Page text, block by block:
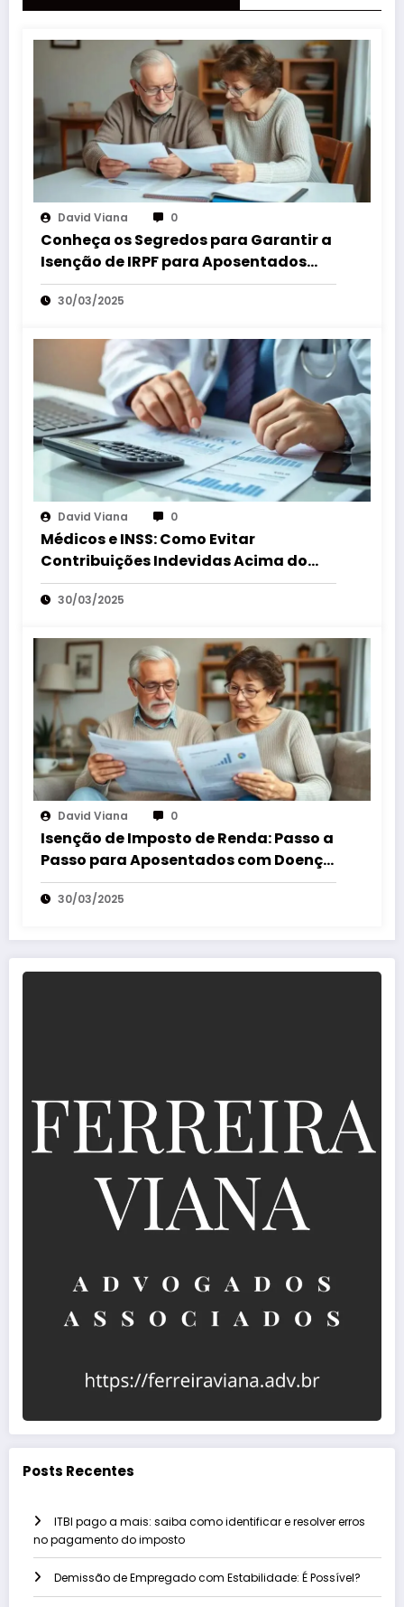
David Viana 0
Conheça os Segredos para Garantir a
Isenção de IRPF para Aposentados
com Doença Grave
30/03/2025
David Viana 0
Médicos e INSS: Como Evitar
Contribuições Indevidas Acima do
Teto
30/03/2025
David Viana 0
Isenção de Imposto de Renda: Passo a
Passo para Aposentados com Doença
Grave
30/03/2025
Posts Recentes
ITBI pago a mais: saiba como identificar e resolver erros
no pagamento do imposto
Demissão de Empregado com Estabilidade: É Possível?